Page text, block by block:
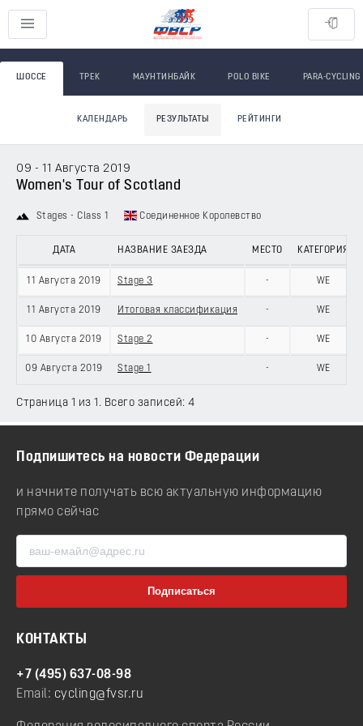
ШОССЕ ТРЕК МАУНТИНБАЙК POLO BIKE PARA-CYCLING
КАЛЕНДАРЬ РЕЗУЛЬТАТЫ РЕЙТИНГИ
09 - 11 Августа 2019
Women's Tour of Scotland
Stages - Class 1 Соединенное Королевство
ДАТА НАЗВАНИЕ ЗАЕЗДА МЕСТО КАТЕГОРИЯ
11 Августа 2019 Stage 3 - WE
11 Августа 2019 Итоговая классификация - WE
10 Августа 2019 Stage 2 - WE
09 Августа 2019 Stage 1 - WE
Страница 1 из 1. Всего записей: 4
Подпишитесь на новости Федерации
и начните получать всю актуальную информацию
прямо сейчас
КОНТАКТЫ
+7 (495) 637-08-98
Email: cycling@fvsr.ru